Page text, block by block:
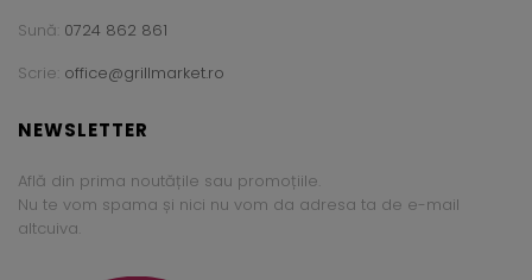
Sună: 0724 862 861
Scrie: office@grillmarket.ro
NEWSLETTER
Află din prima noutățile sau promoțiile.
Nu te vom spama și nici nu vom da adresa ta de e-mail
altcuiva.